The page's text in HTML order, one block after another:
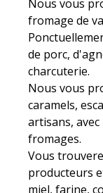
Nous vous
fromage de
de porc,
charcuterie.
Nous vous
caramels,
artisans,
fromages.
Vous
producteurs
miel, farine,